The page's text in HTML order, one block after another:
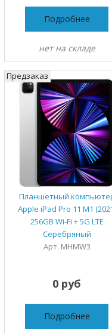
Подробнее
нет на складе
Планшетный
Apple iPad Pro 11 M1
256GB Wi-Fi + 5G LTE
Серебряный
Арт. MHMW3
Предзаказ
0 руб
Подробнее